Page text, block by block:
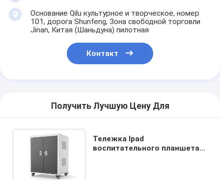
Основание Qilu культурное и творческое, номер
101, дорога Shunfeng, Зона свободной торговли
Jinan, Китая (Шаньдуна) пилотная
Контакт
Получить Лучшую Цену Для
Тележка Ipad
воспитательного планшета